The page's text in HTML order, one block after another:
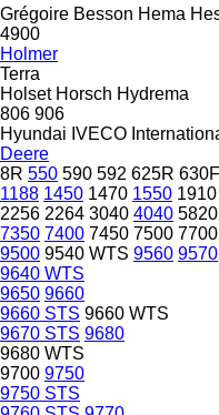
Grégoire Besson Hema
4900
Holmer
Terra
Holset Horsch Hydrema
806 906
Hyundai IVECO
Deere
8R 550 590 592 625R 630F
1188 1450 1470 1550 1910
2256 2264 3040 4040 5820
7350 7400 7450 7500 7700
9500 9540 WTS 9560 9570
9640 WTS
9650 9660
9660 STS 9660 WTS
9670 STS 9680
9680 WTS
9700 9750
9750 STS